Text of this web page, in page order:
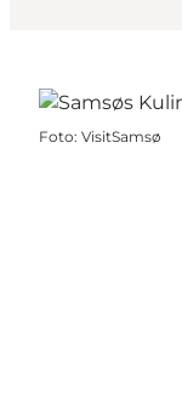
Foto: VisitSamsø